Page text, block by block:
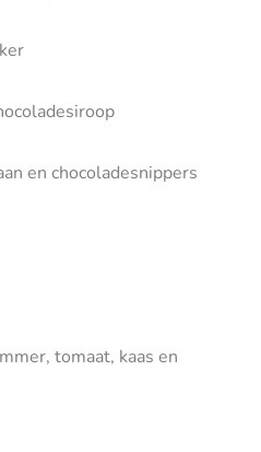
en chocoladesnippers
tomaat, kaas en